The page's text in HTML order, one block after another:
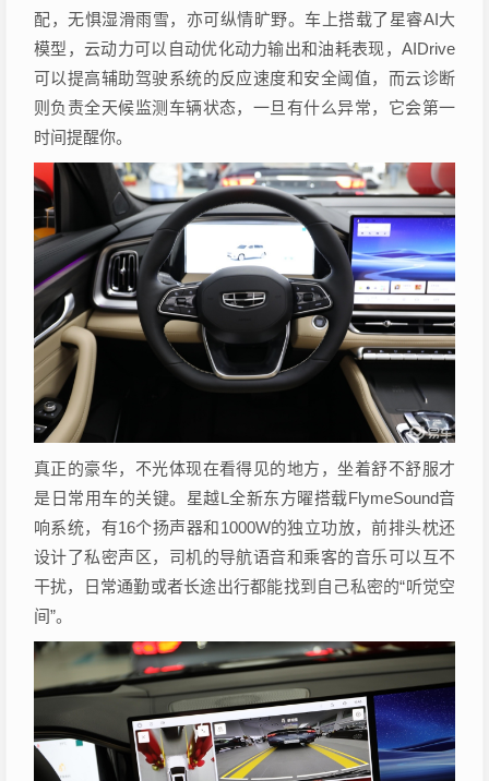
配，无惧湿滑雨雪，亦可纵情旷野。车上搭载了星睿AI大
模型，云动力可以自动优化动力输出和油耗表现，AIDrive
可以提高辅助驾驶系统的反应速度和安全阈值，而云诊断
则负责全天候监测车辆状态，一旦有什么异常，它会第一
时间提醒你。
真正的豪华，不光体现在看得见的地方，坐着舒不舒服才
是日常用车的关键。星越L全新东方曜搭载FlymeSound音
响系统，有16个扬声器和1000W的独立功放，前排头枕还
设计了私密声区，司机的导航语音和乘客的音乐可以互不
干扰，日常通勤或者长途出行都能找到自己私密的“听觉空
间”。